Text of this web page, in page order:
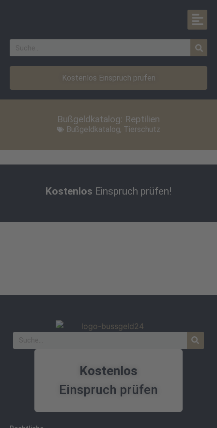
Kostenlos Einspruch prüfen
Bußgeldkatalog: Reptilien
Bußgeldkatalog, Tierschutz
Kostenlos Einspruch prüfen!
Kostenlos
Einspruch prüfen